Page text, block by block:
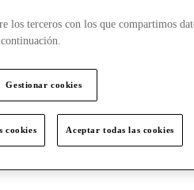
los terceros con los que compartimos
Gestionar cookies
cookies Aceptar todas las cookies